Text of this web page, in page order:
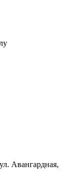
Авангардная,